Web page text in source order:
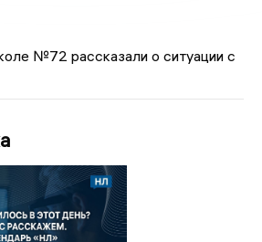
№72 рассказали о ситуации с